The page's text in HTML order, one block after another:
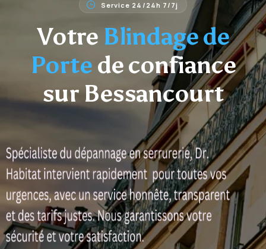
Service 24/24h 7/7j
Votre Blindage de
Porte de confiance
sur Bessancourt